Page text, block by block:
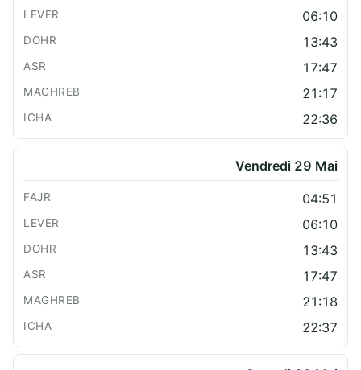
06:10
13:43
17:47
21:17
22:36
Vendredi 29 Mai
04:51
06:10
13:43
17:47
21:18
22:37